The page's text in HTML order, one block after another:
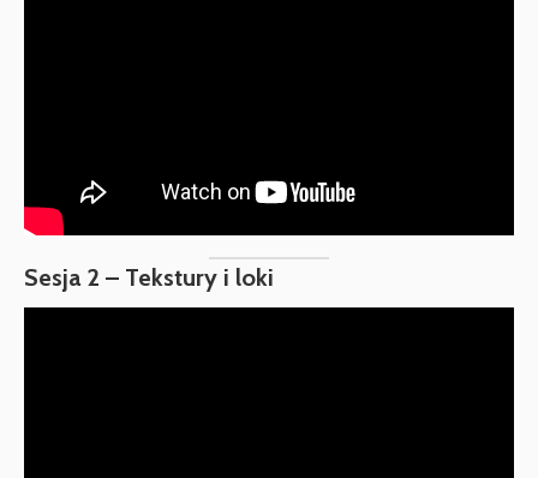
Sesja 2 – Tekstury i loki